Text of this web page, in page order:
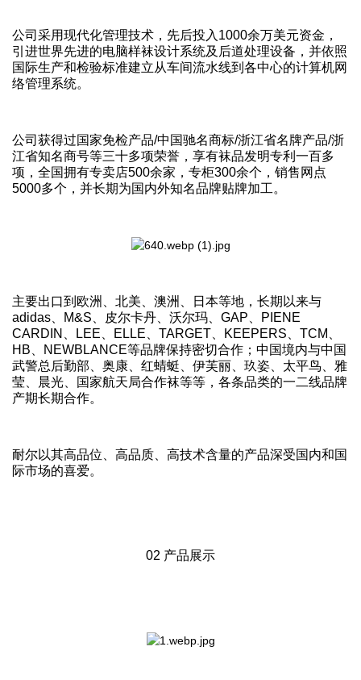
公司采用现代化管理技术，先后投入1000余万美元资金，
引进世界先进的电脑样袜设计系统及后道处理设备，并依照
国际生产和检验标准建立从车间流水线到各中心的计算机网
络管理系统。
公司获得过国家免检产品/中国驰名商标/浙江省名牌产品/浙
江省知名商号等三十多项荣誉，享有袜品发明专利一百多
项，全国拥有专卖店500余家，专柜300余个，销售网点
5000多个，并长期为国内外知名品牌贴牌加工。
主要出口到欧洲、北美、澳洲、日本等地，长期以来与
adidas、M&S、皮尔卡丹、沃尔玛、GAP、PIENE
CARDIN、LEE、ELLE、TARGET、KEEPERS、TCM、
HB、NEWBLANCE等品牌保持密切合作；中国境内与中国
武警总后勤部、奥康、红蜻蜓、伊芙丽、玖姿、太平鸟、雅
莹、晨光、国家航天局合作袜等等，各条品类的一二线品牌
产期长期合作。
耐尔以其高品位、高品质、高技术含量的产品深受国内和国
际市场的喜爱。
02 产品展示